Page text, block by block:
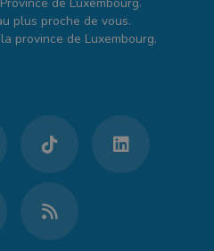
plus proche de vous.
province de Luxembourg.